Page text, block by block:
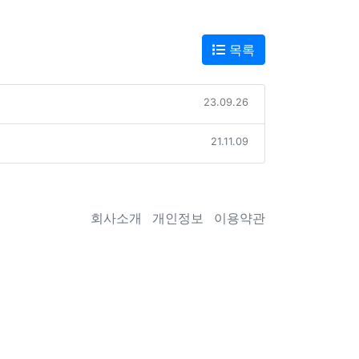
목록
23.09.26
21.11.09
회사소개 개인정보 이용약관